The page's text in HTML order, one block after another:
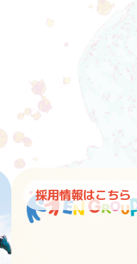
採用情報はこちら